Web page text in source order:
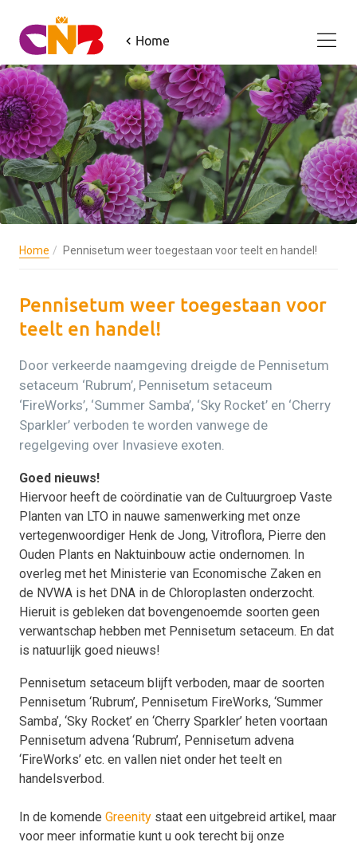
Home
Home Pennisetum weer toegestaan voor teelt en handel!
Pennisetum weer toegestaan voor
teelt en handel!
Door verkeerde naamgeving dreigde de Pennisetum
setaceum ‘Rubrum’, Pennisetum setaceum
‘FireWorks’, ‘Summer Samba’, ‘Sky Rocket’ en ‘Cherry
Sparkler’ verboden te worden vanwege de
regelgeving over Invasieve exoten.
Goed nieuws!
Hiervoor heeft de coördinatie van de Cultuurgroep Vaste
Planten van LTO in nauwe samenwerking met onze
vertegenwoordiger Henk de Jong, Vitroflora, Pierre den
Ouden Plants en Naktuinbouw actie ondernomen. In
overleg met het Ministerie van Economische Zaken en
de NVWA is het DNA in de Chloroplasten onderzocht.
Hieruit is gebleken dat bovengenoemde soorten geen
verwantschap hebben met Pennisetum setaceum. En dat
is natuurlijk goed nieuws!
Pennisetum setaceum blijft verboden, maar de soorten
Pennisetum ‘Rubrum’, Pennisetum FireWorks, ‘Summer
Samba’, ‘Sky Rocket’ en ‘Cherry Sparkler’ heten voortaan
Pennisetum advena ‘Rubrum’, Pennisetum advena
‘FireWorks’ etc. en vallen niet onder het teelt en
handelsverbod.
In de komende Greenity staat een uitgebreid artikel, maar
voor meer informatie kunt u ook terecht bij onze